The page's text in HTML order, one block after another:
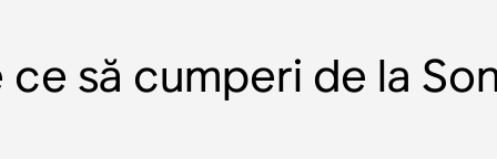
ce să cumperi de la